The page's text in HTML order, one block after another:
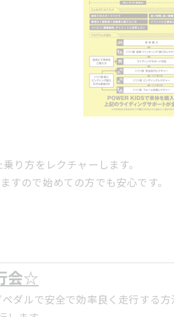
り方をレクチャーします。
ので始めての方でも安心です。
会☆
ダルで安全で効率良く走行する方